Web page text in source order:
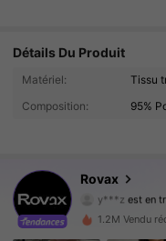
Détails Du Produit
Matériel:
Tissu
Composition:
95%
Rovax
130K
130K
4.77
130K
1.2M Vendu